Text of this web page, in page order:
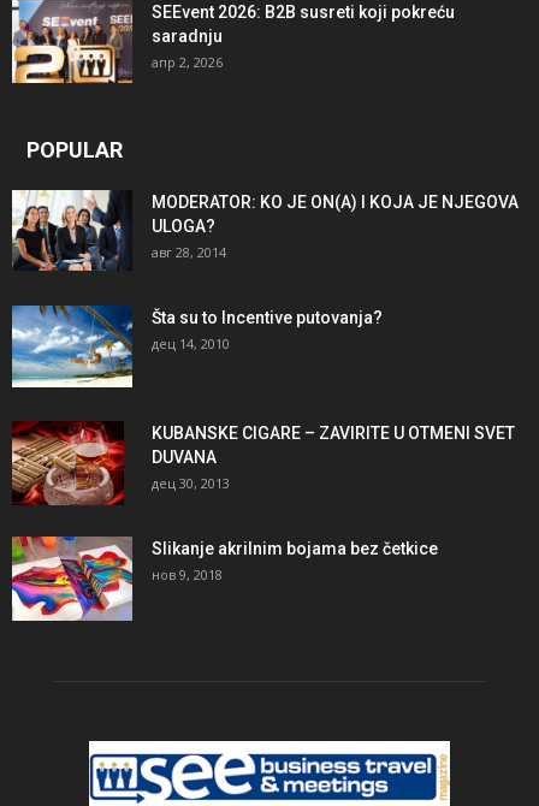
SEEvent 2026: B2B susreti koji pokreću
saradnju
апр 2, 2026
POPULAR
MODERATOR: KO JE ON(A) I KOJA JE NJEGOVA
ULOGA?
авг 28, 2014
Šta su to Incentive putovanja?
дец 14, 2010
KUBANSKE CIGARE – ZAVIRITE U OTMENI SVET
DUVANA
дец 30, 2013
Slikanje akrilnim bojama bez četkice
нов 9, 2018